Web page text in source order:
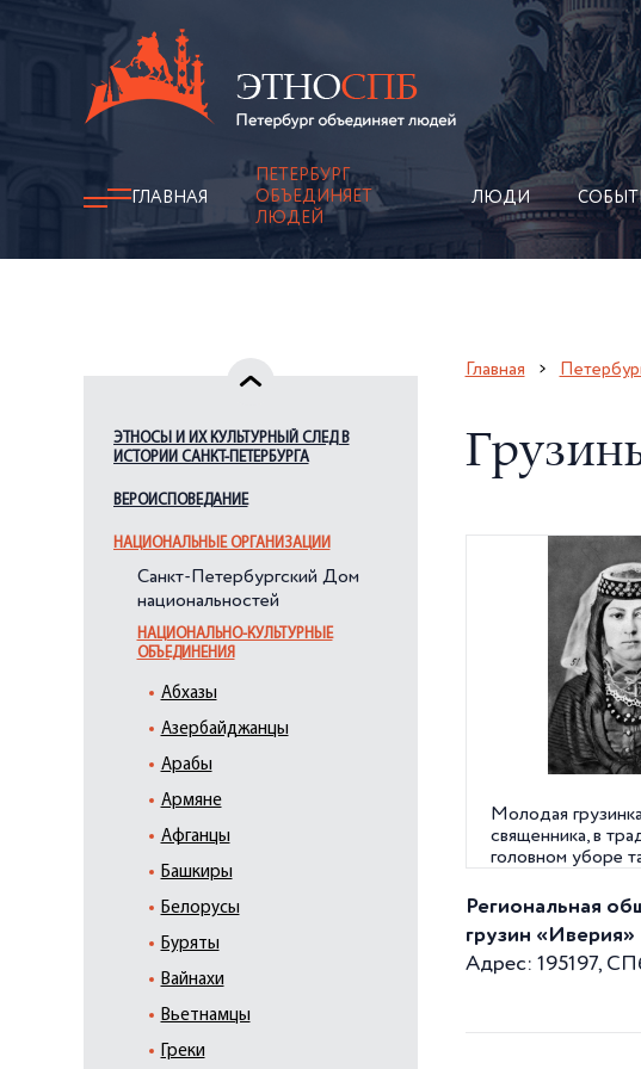
ГЛАВНАЯ
ПЕТЕРБУРГ
ОБЪЕДИНЯЕТ
ЛЮДЕЙ
ЛЮДИ
ЭТНОСЫ И ИХ КУЛЬТУРНЫЙ СЛЕД В
ИСТОРИИ САНКТ-ПЕТЕРБУРГА
ВЕРОИСПОВЕДАНИЕ
НАЦИОНАЛЬНЫЕ ОРГАНИЗАЦИИ
Санкт-Петербургский Дом
национальностей
НАЦИОНАЛЬНО-КУЛЬТУРНЫЕ
ОБЪЕДИНЕНИЯ
Абхазы
Азербайджанцы
Арабы
Армяне
Афганцы
Башкиры
Белорусы
Буряты
Вайнахи
Вьетнамцы
Греки
Главная
Молодая
священника, в
головном уборе
г.
Региональная
грузин «Иверия»
Адрес: 195197,